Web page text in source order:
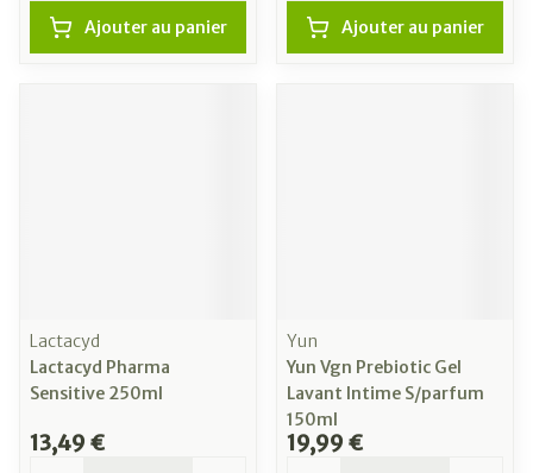
Ajouter au panier Ajouter au panier
Lactacyd
Lactacyd Pharma
Sensitive 250ml
13,49 €
Yun
Yun Vgn Prebiotic Gel
Lavant Intime S/parfum
150ml
19,99 €